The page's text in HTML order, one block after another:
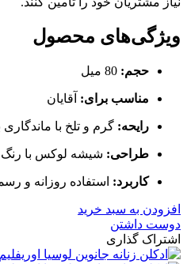
ویژگی‌های محصول
حجم:
مناسب برای: آقایان
رایحه: گرم و تلخ با ماندگاری
طراحی: شیشه لوکس با
کاربرد: استفاده روزانه و
افزودن به سبد خرید
دوست داشتن
اشتراک گذاری